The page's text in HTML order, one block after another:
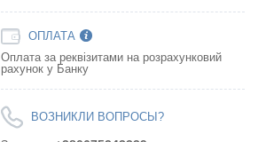
ОПЛАТА
Оплата за реквізитами на розрахунковий
рахунок у Банку
ВОЗНИКЛИ ВОПРОСЫ?